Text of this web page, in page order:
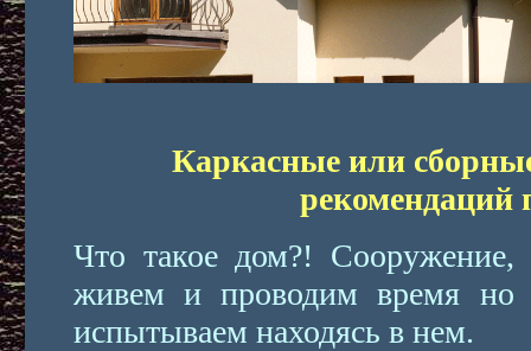
Каркасные или
рекомендаций
Что такое дом?!
живем и проводим время но
испытываем находясь в нем.